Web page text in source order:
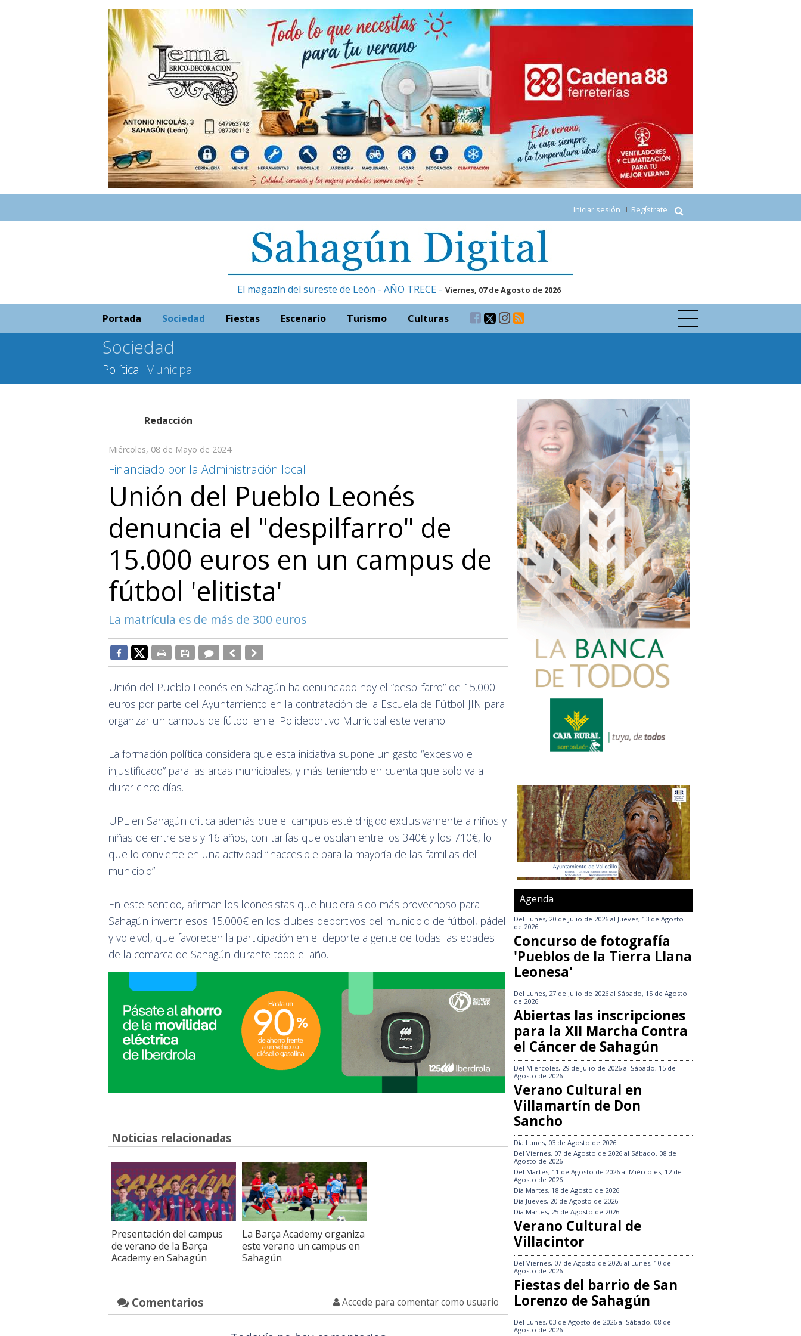
Iniciar sesión Regístrate
El magazín del sureste de León - AÑO TRECE - Viernes, 07 de Agosto de 2026
Portada Sociedad Fiestas Escenario Turismo Culturas
Sociedad
Política Municipal
Redacción
Miércoles, 08 de Mayo de 2024
Financiado por la Administración local
Unión del Pueblo Leonés
denuncia el "despilfarro" de
15.000 euros en un campus de
fútbol 'elitista'
La matrícula es de más de 300 euros
Unión del Pueblo Leonés en Sahagún ha denunciado hoy el “despilfarro” de 15.000
euros por parte del Ayuntamiento en la contratación de la Escuela de Fútbol JIN para
organizar un campus de fútbol en el Polideportivo Municipal este verano.
La formación política considera que esta iniciativa supone un gasto “excesivo e
injustificado” para las arcas municipales, y más teniendo en cuenta que solo va a
durar cinco días.
UPL en Sahagún critica además que el campus esté dirigido exclusivamente a niños y
niñas de entre seis y 16 años, con tarifas que oscilan entre los 340€ y los 710€, lo
que lo convierte en una actividad “inaccesible para la mayoría de las familias del
municipio”.
En este sentido, afirman los leonesistas que hubiera sido más provechoso para
Sahagún invertir esos 15.000€ en los clubes deportivos del municipio de fútbol, pádel
y voleivol, que favorecen la participación en el deporte a gente de todas las edades
de la comarca de Sahagún durante todo el año.
Noticias relacionadas
Presentación del campus
de verano de la Barça
Academy en Sahagún
La Barça Academy organiza
este verano un campus en
Sahagún
Comentarios Accede para comentar como usuario
Agenda
Del Lunes, 20 de Julio de 2026 al Jueves, 13 de Agosto
de 2026
Concurso de fotografía
'Pueblos de la Tierra Llana
Leonesa'
Del Lunes, 27 de Julio de 2026 al Sábado, 15 de Agosto
de 2026
Abiertas las inscripciones
para la XII Marcha Contra
el Cáncer de Sahagún
Del Miércoles, 29 de Julio de 2026 al Sábado, 15 de
Agosto de 2026
Verano Cultural en
Villamartín de Don
Sancho
Día Lunes, 03 de Agosto de 2026
Del Viernes, 07 de Agosto de 2026 al Sábado, 08 de
Agosto de 2026
Del Martes, 11 de Agosto de 2026 al Miércoles, 12 de
Agosto de 2026
Día Martes, 18 de Agosto de 2026
Día Jueves, 20 de Agosto de 2026
Día Martes, 25 de Agosto de 2026
Verano Cultural de
Villacintor
Del Viernes, 07 de Agosto de 2026 al Lunes, 10 de
Agosto de 2026
Fiestas del barrio de San
Lorenzo de Sahagún
Del Lunes, 03 de Agosto de 2026 al Sábado, 08 de
Agosto de 2026